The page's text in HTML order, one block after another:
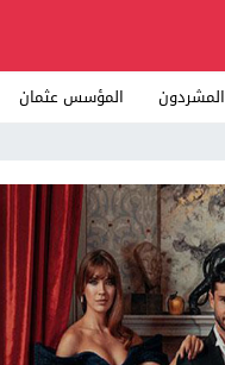
المشردون المؤسس عثمان